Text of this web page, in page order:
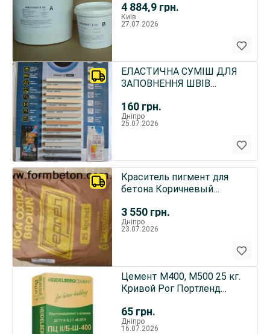
4 884,9 грн.
склеивания бетона
Київ
27.07.2026
160 грн.
ЕЛАСТИЧНА СУМІШ ДЛЯ
ЗАПОВНЕННЯ ШВІВ
Дніпро
25.07.2026
3 550 грн.
Краситель пигмент для
бетона Коричневый
Дніпро
23.07.2026
65 грн.
Цемент М400, М500 25 кг.
Кривой Рог Портленд
Дніпро
16.07.2026